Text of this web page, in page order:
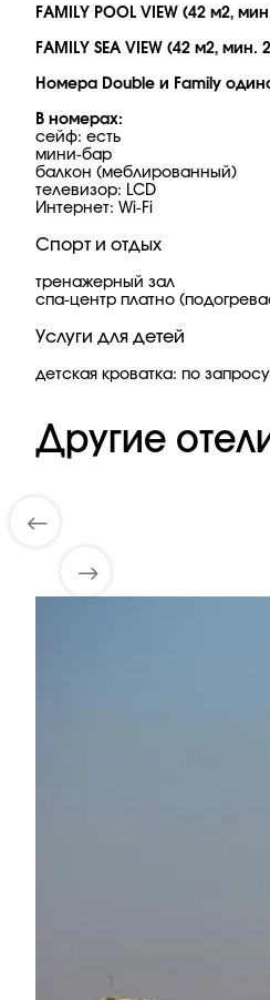
FAMILY POOL VIEW (42 м2,
FAMILY SEA VIEW (42 м2, мин.
Номера Double и Family
В номерах:
сейф: есть
мини-бар
балкон (меблированный)
телевизор: LCD
Интернет: Wi-Fi
Спорт и отдых
тренажерный зал
спа-центр платно
Услуги для детей
детская кроватка: по запросу
Другие